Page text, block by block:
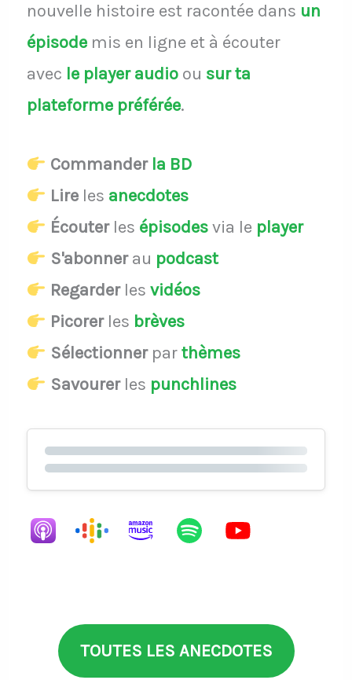
nouvelle histoire est racontée dans un
épisodemis en ligne et à écouter
avec le player audio ou sur ta
plateforme préférée.
Commander la BD
Lireles anecdotes
Écouterles épisodesvia le player
S'abonnerau podcast
Regarderles vidéos
Picorerles brèves
Sélectionnerparthèmes
Savourerles punchlines
TOUTES LES ANECDOTES